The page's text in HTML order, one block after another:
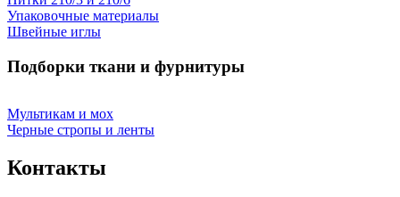
Упаковочные материалы
Швейные иглы
Подборки ткани и фурнитуры
Мультикам и мох
Черные стропы и ленты
Контакты